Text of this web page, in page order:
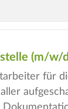
(m/w/
für